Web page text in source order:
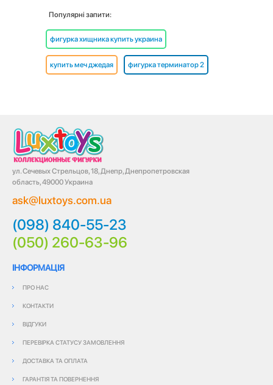
Популярні запити:
фигурка хищника купить украина
купить меч джедая фигурка терминатор 2
ул. Сечевых Стрельцов, 18, Днепр, Днепропетровская
область, 49000 Украина
ask@luxtoys.com.ua
(098) 840-55-23
(050) 260-63-96
ІНФОРМАЦІЯ
ПРО НАС
КОНТАКТИ
ВІДГУКИ
ПЕРЕВІРКА СТАТУСУ ЗАМОВЛЕННЯ
ДОСТАВКА ТА ОПЛАТА
ГАРАНТІЯ ТА ПОВЕРНЕННЯ